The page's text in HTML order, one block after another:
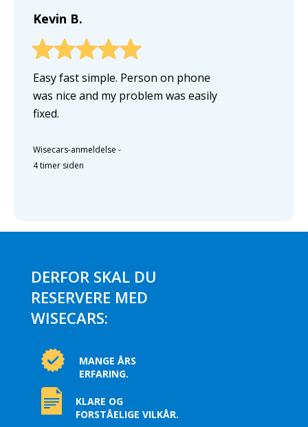
Kevin B.
Easy fast simple. Person on phone
was nice and my problem was easily
fixed.
Wisecars-anmeldelse -
4 timer siden
DERFOR SKAL DU
RESERVERE MED
WISECARS:
MANGE ÅRS
ERFARING.
KLARE OG
FORSTÅELIGE VILKÅR.